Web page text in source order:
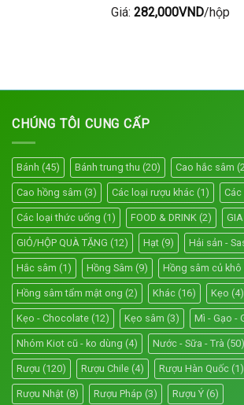
Giá: 282,000VND/hộp
CHÚNG TÔI CUNG CẤP
Bánh (45) Bánh trung thu (20) Cao hắc sâm
Cao hồng sâm (3) Các loại rượu khác (1)
Các loại thức uống (1) FOOD & DRINK (2)
GIỎ/HỘP QUÀ TẶNG (12) Hạt (9) Hải sản -
Hắc sâm (1) Hồng Sâm (9) Hồng sâm củ khô
Hồng sâm tẩm mật ong (2) Khác (16) Kẹo (4)
Kẹo - Chocolate (12) Kẹo sâm (3) Mì - Gạo -
Nhóm Kiot cũ - ko dùng (4) Nước - Sữa - Trà (50)
Rượu (120) Rượu Chile (4) Rượu Hàn Quốc (1)
Rượu Nhật (8) Rượu Pháp (3) Rượu Ý (6)